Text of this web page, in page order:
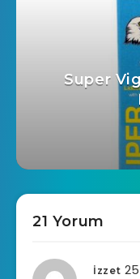
Super
21 Yorum
İzzet